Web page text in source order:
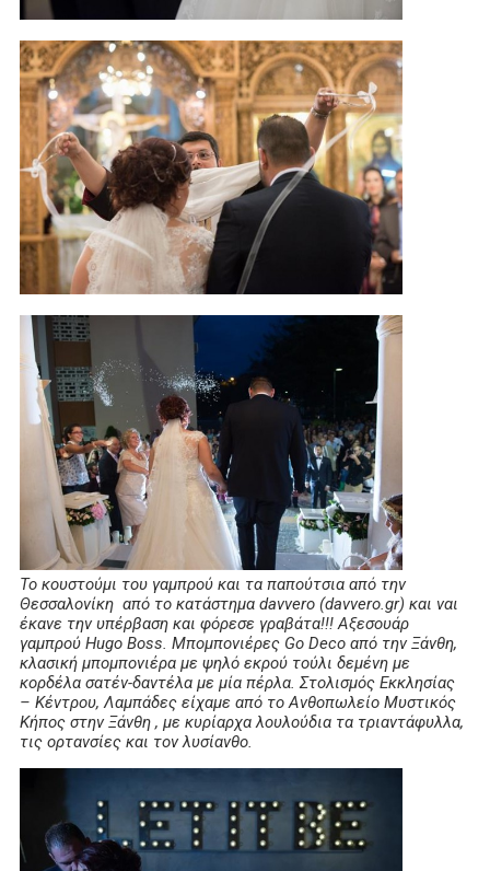
Το κουστούμι του γαμπρού και τα παπούτσια από την
Θεσσαλονίκη από το κατάστημα davvero (davvero.gr) και ναι
έκανε την υπέρβαση και φόρεσε γραβάτα!!! Αξεσουάρ
γαμπρού Hugo Boss. Μπομπονιέρες Go Deco από την Ξάνθη,
κλασική μπομπονιέρα με ψηλό εκρού τούλι δεμένη με
κορδέλα σατέν-δαντέλα με μία πέρλα. Στολισμός Εκκλησίας
– Κέντρου, Λαμπάδες είχαμε από το Ανθοπωλείο Μυστικός
Κήπος στην Ξάνθη , με κυρίαρχα λουλούδια τα τριαντάφυλλα,
τις ορτανσίες και τον λυσίανθο.